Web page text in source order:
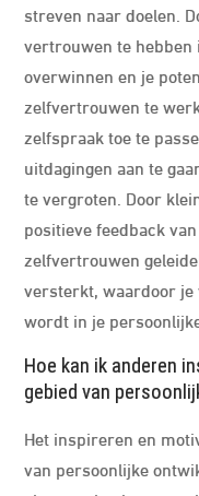
streven naar doelen.
vertrouwen te hebben
overwinnen en je
zelfvertrouwen te
zelfspraak toe te
uitdagingen aan te
te vergroten. Door
positieve feedback
zelfvertrouwen
versterkt, waardoor
wordt in je
Hoe kan ik anderen
gebied van
Het inspireren en
van persoonlijke